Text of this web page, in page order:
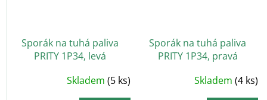
Sporák na tuhá paliva
PRITY 1P34, levá
Skladem(5 ks)
Sporák na tuhá paliva
PRITY 1P34, pravá
Skladem(4 ks)